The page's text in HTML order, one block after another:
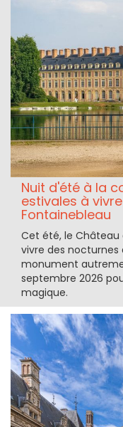
Nuit d'été à la
estivales à
Fontainebleau
Cet été, le Château
vivre des nocturnes
monument
septembre 2026
magique.